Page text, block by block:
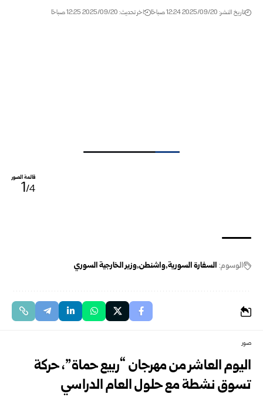
تاريخ النشر: 2025/09/20 12:24 صباحًا اخر تحديث: 2025/09/20 12:25 صباحًا
قائمة الصور
1/4
الوسوم: السفارة السورية واشنطن وزير الخارجية السوري
صور
اليوم العاشر من مهرجان “ربيع حماة”، حركة
تسوق نشطة مع حلول العام الدراسي